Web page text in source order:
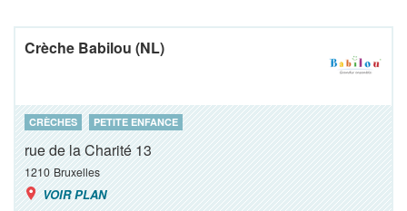
Crèche Babilou (NL)
CRÈCHES PETITE ENFANCE
rue de la Charité 13
1210 Bruxelles
VOIR PLAN